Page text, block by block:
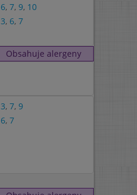
6, 7, 9, 10
3, 6, 7
Obsahuje alergeny
3, 7, 9
6, 7